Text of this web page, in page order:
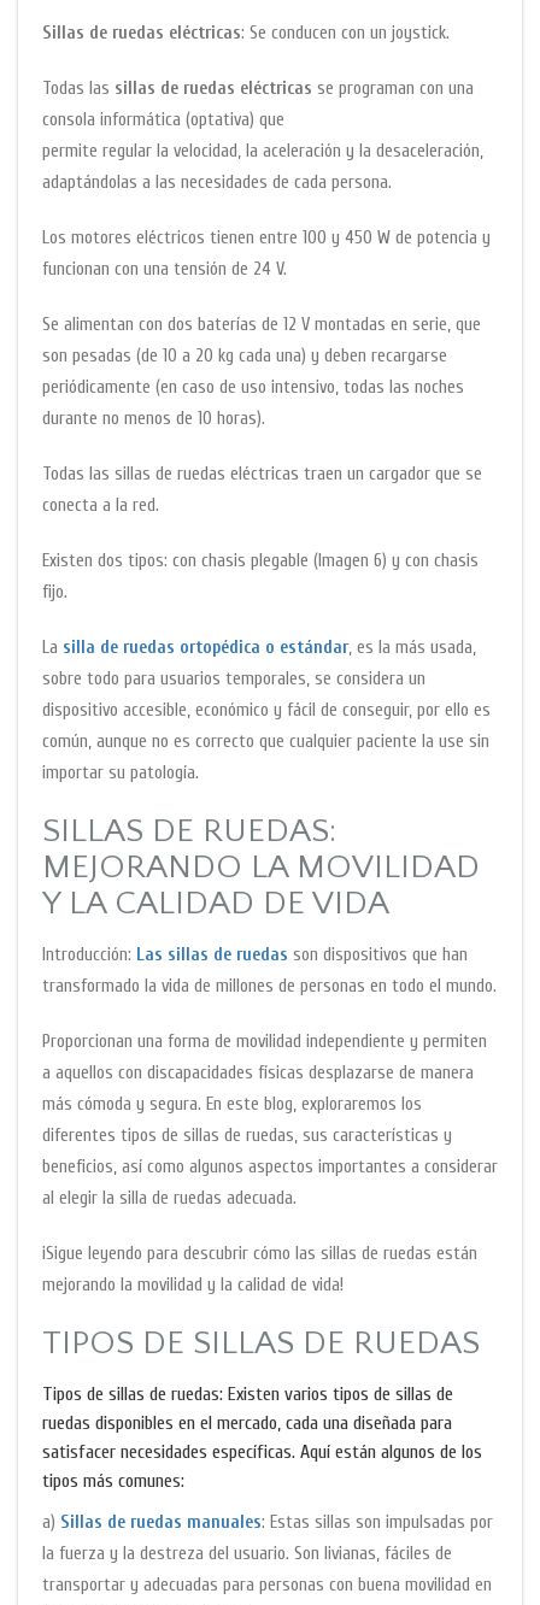
Sillas de ruedas eléctricas: Se conducen con un joystick.
Todas las sillas de ruedas eléctricas se programan con una
consola informática (optativa) que
permite regular la velocidad, la aceleración y la desaceleración,
adaptándolas a las necesidades de cada persona.
Los motores eléctricos tienen entre 100 y 450 W de potencia y
funcionan con una tensión de 24 V.
Se alimentan con dos baterías de 12 V montadas en serie, que
son pesadas (de 10 a 20 kg cada una) y deben recargarse
periódicamente (en caso de uso intensivo, todas las noches
durante no menos de 10 horas).
Todas las sillas de ruedas eléctricas traen un cargador que se
conecta a la red.
Existen dos tipos: con chasis plegable (Imagen 6) y con chasis
fijo.
La silla de ruedas ortopédica o estándar, es la más usada,
sobre todo para usuarios temporales, se considera un
dispositivo accesible, económico y fácil de conseguir, por ello es
común, aunque no es correcto que cualquier paciente la use sin
importar su patología.
SILLAS DE RUEDAS:
MEJORANDO LA MOVILIDAD
Y LA CALIDAD DE VIDA
Introducción: Las sillas de ruedas son dispositivos que han
transformado la vida de millones de personas en todo el mundo.
Proporcionan una forma de movilidad independiente y permiten
a aquellos con discapacidades físicas desplazarse de manera
más cómoda y segura. En este blog, exploraremos los
diferentes tipos de sillas de ruedas, sus características y
beneficios, así como algunos aspectos importantes a considerar
al elegir la silla de ruedas adecuada.
¡Sigue leyendo para descubrir cómo las sillas de ruedas están
mejorando la movilidad y la calidad de vida!
TIPOS DE SILLAS DE RUEDAS
Tipos de sillas de ruedas: Existen varios tipos de sillas de
ruedas disponibles en el mercado, cada una diseñada para
satisfacer necesidades específicas. Aquí están algunos de los
tipos más comunes:
a) Sillas de ruedas manuales: Estas sillas son impulsadas por
la fuerza y ​​la destreza del usuario. Son livianas, fáciles de
transportar y adecuadas para personas con buena movilidad en